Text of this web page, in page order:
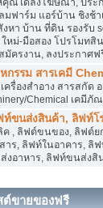
ฟาร์ม แอร์บ้าน ชิงช้า
งหา บ้าน ที่ดิน รองรั
ม่-มือสอง โปรโมทสิน
สมัครงาน, ลงประกา
รรม สารเคมี
ครื่องสำอาง สารสกัด
Chemical เคมี
ขนส่งสินค้า, ลิฟท์โ
, ลิฟต์ขนของ, ลิฟต์ย
าร, ลิฟท์ในอาคาร, ลิ
งอาหาร, ลิฟท์ขนส่งสิ
ต์ขายของฟรี